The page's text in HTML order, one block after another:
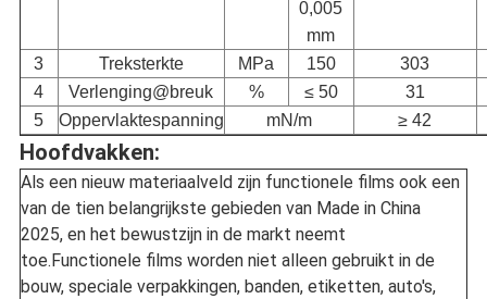
0,005
mm
3
Treksterkte MPa 150
303
4
Verlenging@breuk % ≤ 50
31
5
Oppervlaktespanning mN/m ≥ 42
Hoofdvakken:
Als een nieuw materiaalveld zijn functionele films ook een
van de tien belangrijkste gebieden van Made in China
2025, en het bewustzijn in de markt neemt
toe.Functionele films worden niet alleen gebruikt in de
bouw, speciale verpakkingen, banden, etiketten, auto's,